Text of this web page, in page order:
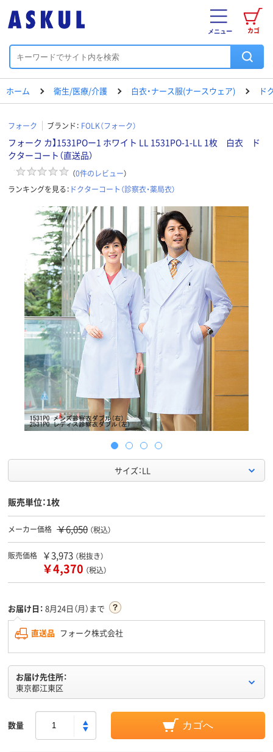
カゴ
メニュー
ホーム 衛生/医療/介護 白衣・ナース服(ナースウェア) ド
フォーク ブランド： FOLK（フォーク）
フォーク カ】1531POー1 ホワイト LL 1531PO-1-LL 1枚 白衣 ド
クターコート（直送品）
（0件のレビュー）
ランキングを見る： ドクターコート（診察衣・薬局衣）
サイズ：LL
販売単位：1枚
メーカー価格 ￥6,050 （税込）
販売価格 ￥3,973 （税抜き）
￥4,370 （税込）
お届け日： 8月24日（月）まで
直送品 フォーク株式会社
お届け先住所：
東京都江東区
数量 カゴへ